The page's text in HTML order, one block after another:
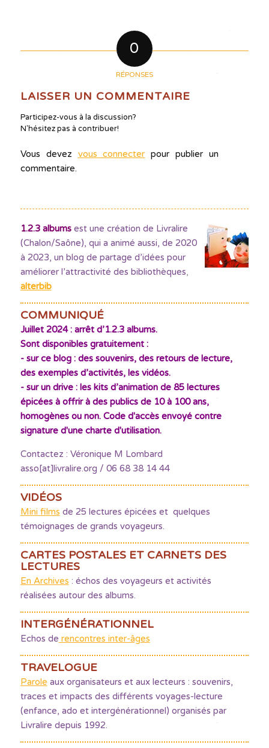
0
RÉPONSES
LAISSER UN COMMENTAIRE
Participez-vous à la discussion?
N'hésitez pas à contribuer!
Vous devez vous connecter pour publier un
commentaire.
1.2.3 albumsest une création de Livralire
(Chalon/Saône), qui a animé aussi, de 2020
à 2023, un blog de partage d’idées pour
améliorer l’attractivité des bibliothèques,
alterbib
COMMUNIQUÉ
Juillet 2024 : arrêt d’1.2.3 albums.
Sont disponibles gratuitement :
- sur ce blog : des souvenirs, des retours de lecture,
des exemples d’activités, les vidéos.
- sur un drive : les kits d’animation de 85 lectures
épicées à offrir à des publics de 10 à 100 ans,
homogènes ou non. Code d'accès envoyé contre
signature d'une charte d'utilisation.
Contactez : Véronique M Lombard
asso[at]livralire.org / 06 68 38 14 44
VIDÉOS
Mini films de 25 lectures épicées et quelques
témoignages de grands voyageurs.
CARTES POSTALES ET CARNETS DES
LECTURES
En Archives : échos des voyageurs et activités
réalisées autour des albums.
INTERGÉNÉRATIONNEL
Echos de rencontres inter-âges
TRAVELOGUE
Parole aux organisateurs et aux lecteurs : souvenirs,
traces et impacts des différents voyages-lecture
(enfance, ado et intergénérationnel) organisés par
Livralire depuis 1992.